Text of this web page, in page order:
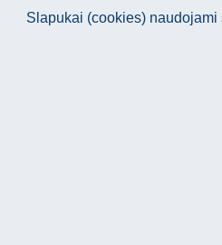
Slapukai (cookies) naudojami